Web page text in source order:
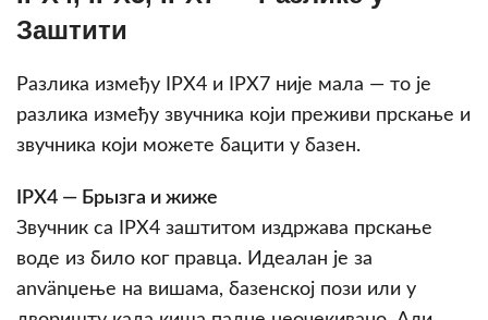
Заштити
Разлика између IPX4 и IPX7 није мала — то је
разлика између звучника који преживи прскање и
звучника који можете бацити у базен.
IPX4 — Брызга и жиже
Звучник са IPX4 заштитом издржава прскање
воде из било ког правца. Идеалан је за
använџење на вишама, базенској пози или у